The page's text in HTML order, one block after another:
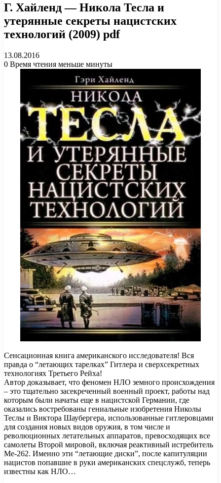
Г. Хайленд — Никола Тесла и
утерянные секреты нацистских
технологий (2009) pdf
13.08.2016
0 Время чтения меньше минуты
Сенсационная книга американского исследователя! Вся
правда о “летающих тарелках” Гитлера и сверхсекретных
технологиях Третьего Рейха!
Автор доказывает, что феномен НЛО земного происхождения
– это тщательно засекреченный военный проект, работы над
которым были начаты еще в нацистской Германии, где
оказались востребованы гениальные изобретения Николы
Теслы и Виктора Шаубергера, использованные гитлеровцами
для создания новых видов оружия, в том числе и
революционных летательных аппаратов, превосходящих все
самолеты Второй мировой, включая реактивный истребитель
Ме-262. Именно эти “летающие диски”, после капитуляции
нацистов попавшие в руки американских спецслужб, теперь
известны как НЛО…